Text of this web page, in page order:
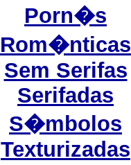
Porn�s
Rom�nticas
Sem Serifas
Serifadas
S�mbolos
Texturizadas